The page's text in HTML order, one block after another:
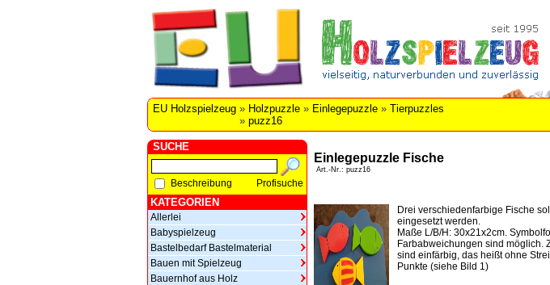
EU Holzspielzeug » Holzpuzzle» Einlegepuzzle» Tierpuzzles
» puzz16
SUCHE
Beschreibung Profisuche
KATEGORIEN
Allerlei
Babyspielzeug
Bastelbedarf Bastelmaterial
Bauen mit Spielzeug
Bauernhof aus Holz
Einlegepuzzle Fische
Art.-Nr.: puzz16
Drei verschiedenfarbige Fische
eingesetzt werden.
Maße L/B/H: 30x21x2cm.
Farbabweichungen sind möglich.
sind einfärbig, das heißt ohne
Punkte (siehe Bild 1)